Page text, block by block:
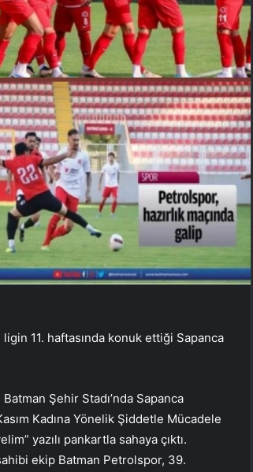
11. haftasında konuk ettiği Sapanca
Şehir Stadı’nda Sapanca
Kadına Yönelik Şiddetle Mücadele
yazılı pankartla sahaya çıktı.
ekip Batman Petrolspor, 39.